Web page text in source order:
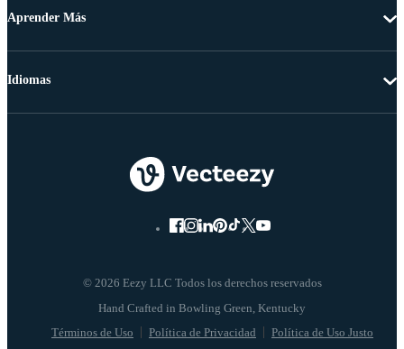
Aprender Más
© 2026 Eezy LLC Todos los derechos reservados
Términos de Uso Política de Privacidad Política de Uso Justo
Idiomas